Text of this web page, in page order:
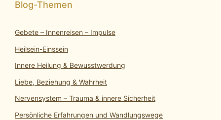
Gebete – Innenreisen – Impulse
Heilsein-Einssein
Innere Heilung & Bewusstwerdung
Liebe, Beziehung & Wahrheit
Nervensystem – Trauma & innere Sicherheit
Persönliche Erfahrungen und Wandlungswege